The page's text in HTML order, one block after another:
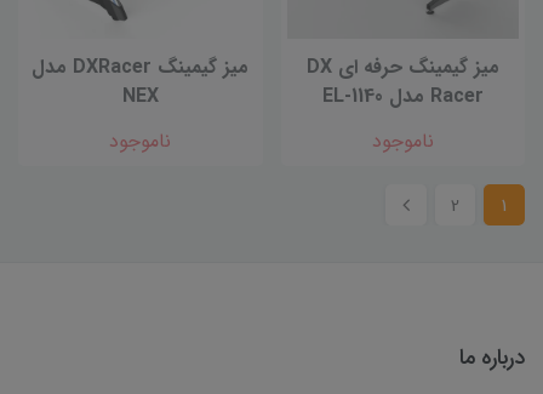
میز گیمینگ حرفه ای DX
Racer مدل EL-1140
ناموجود
میز گیمینگ DXRacer مدل
NEX
ناموجود
1
2
درباره ما